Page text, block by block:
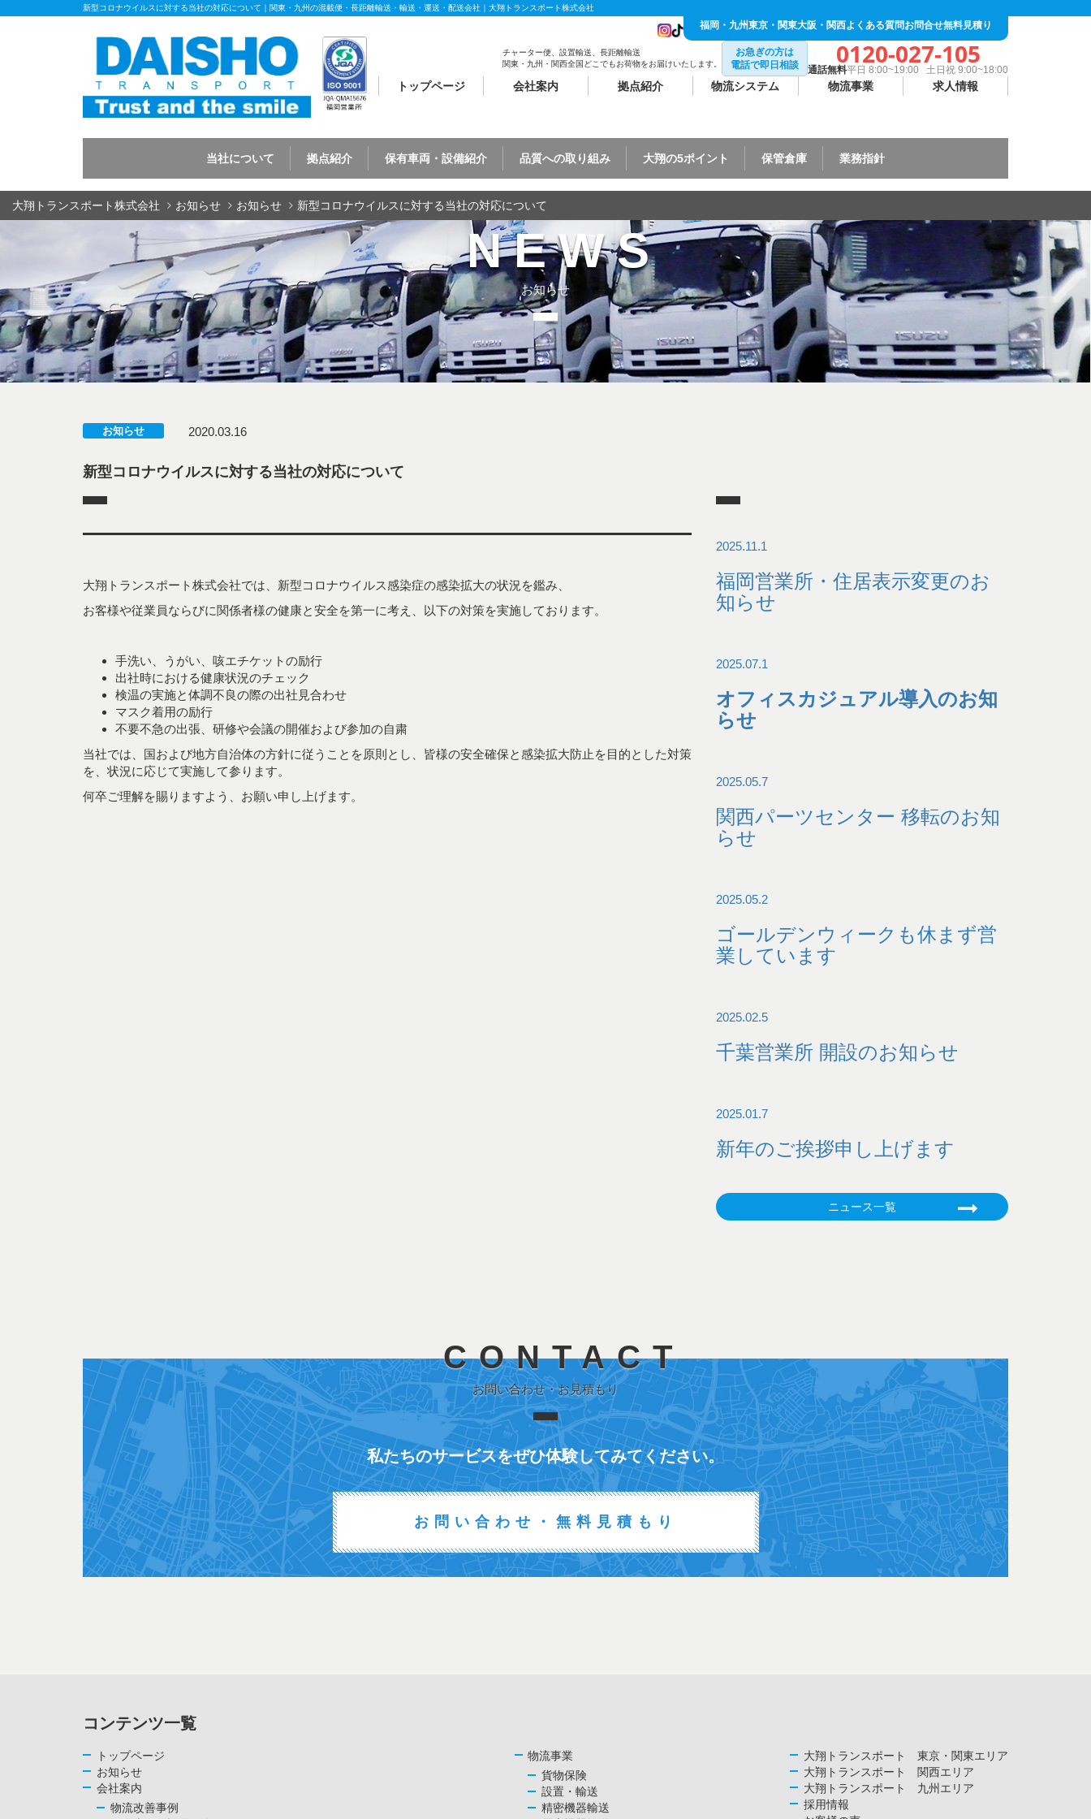
新型コロナウイルスに対する当社の対応について｜関東・九州の混載便・長距離輸送・輸送・運送・配送会社｜大翔トランスポート株式会社
福岡・九州東京・関東大阪・関西よくある質問お問合せ無料見積り
チャーター便、設置輸送、長距離輸送
関東・九州・関西全国どこでもお荷物をお届けいたします。
お急ぎの方は
電話で即日相談
0120-027-105
通話無料平日 8:00~19:00 土日祝 9:00~18:00
トップページ 会社案内 拠点紹介 物流システム 物流事業 求人情報
当社について 拠点紹介 保有車両・設備紹介 品質への取り組み 大翔の5ポイント 保管倉庫 業務指針
大翔トランスポート株式会社 お知らせ お知らせ 新型コロナウイルスに対する当社の対応について
NEWS
お知らせ
お知らせ 2020.03.16
新型コロナウイルスに対する当社の対応について
大翔トランスポート株式会社では、新型コロナウイルス感染症の感染拡大の状況を鑑み、
お客様や従業員ならびに関係者様の健康と安全を第一に考え、以下の対策を実施しております。
手洗い、うがい、咳エチケットの励行
出社時における健康状況のチェック
検温の実施と体調不良の際の出社見合わせ
マスク着用の励行
不要不急の出張、研修や会議の開催および参加の自粛
当社では、国および地方自治体の方針に従うことを原則とし、皆様の安全確保と感染拡大防止を目的とした対策
を、状況に応じて実施して参ります。
何卒ご理解を賜りますよう、お願い申し上げます。
2025.11.1
福岡営業所・住居表示変更のお
知らせ
2025.07.1
オフィスカジュアル導入のお知
らせ
2025.05.7
関西パーツセンター 移転のお知
らせ
2025.05.2
ゴールデンウィークも休まず営
業しています
2025.02.5
千葉営業所 開設のお知らせ
2025.01.7
新年のご挨拶申し上げます
ニュース一覧
CONTACT
お問い合わせ・お見積もり
私たちのサービスをぜひ体験してみてください。
お問い合わせ・無料見積もり
コンテンツ一覧
トップページ
お知らせ
会社案内
物流改善事例
物流事業
貨物保険
設置・輸送
精密機器輸送
大翔トランスポート 東京・関東エリア
大翔トランスポート 関西エリア
大翔トランスポート 九州エリア
採用情報